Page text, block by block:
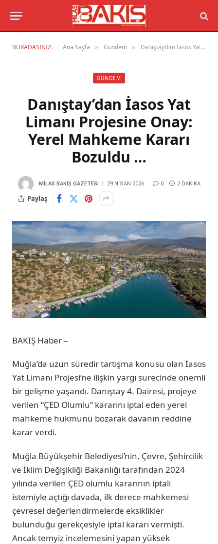
BURADASINIZ: Ana Sayfa » Gündem » Danıştay’dan İasos Yat Limanı Projesine Onay: Yerel Mahkeme Kararı Bozuldu …
GÜNDEM
Danıştay’dan İasos Yat
Limanı Projesine Onay:
Yerel Mahkeme Kararı
Bozuldu …
MILAS BAKIŞ GAZETESI 29 NISAN 2026 0 2 DAKIKA
Paylaş
BAKIŞ Haber –
Muğla’da uzun süredir tartışma konusu olan İasos
Yat Limanı Projesi’ne ilişkin yargı sürecinde önemli
bir gelişme yaşandı. Danıştay 4. Dairesi, projeye
verilen “ÇED Olumlu” kararını iptal eden yerel
mahkeme hükmünü bozarak davanın reddine
karar verdi.
Muğla Büyükşehir Belediyesi’nin, Çevre, Şehircilik
ve İklim Değişikliği Bakanlığı tarafından 2024
yılında verilen ÇED olumlu kararının iptali
istemiyle açtığı davada, ilk derece mahkemesi
çevresel değerlendirmelerde eksiklikler
bulunduğu gerekçesiyle iptal kararı vermişti.
Ancak temyiz incelemesini yapan yüksek